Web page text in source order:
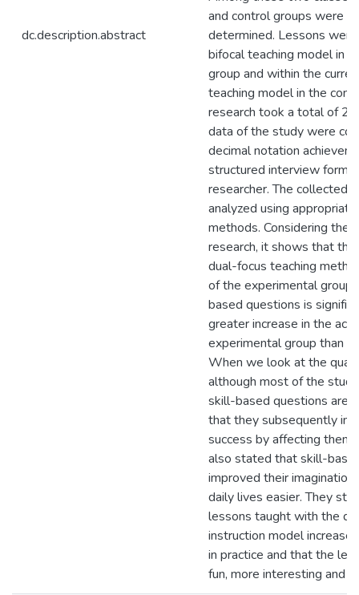
dc.description.abstract
and control groups were
determined. Lessons
bifocal teaching model in
group and within the
teaching model in the
research took a total of 20
data of the study were
decimal notation
structured interview form
researcher. The collected
analyzed using
methods. Considering the
research, it shows that
dual-focus teaching
of the experimental group
based questions is
greater increase in the
experimental group than
When we look at the
although most of the
skill-based questions are
that they subsequently
success by affecting them
also stated that skill-
improved their imagination
daily lives easier. They
lessons taught with the
instruction model
in practice and that the
fun, more interesting and